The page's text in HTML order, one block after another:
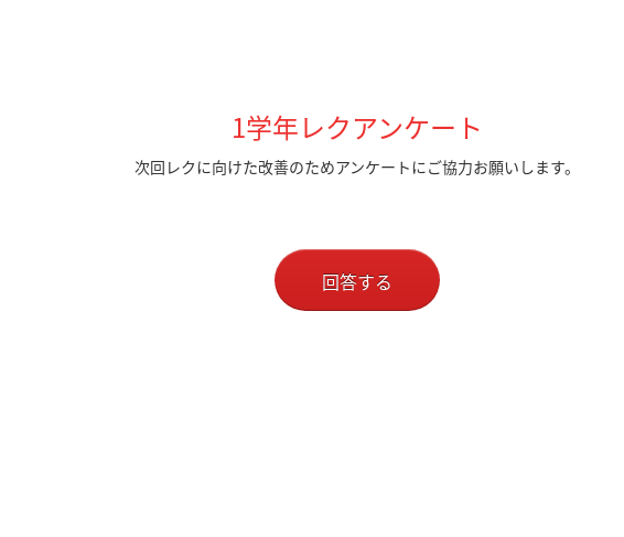
1学年レクアンケート
次回レクに向けた改善のためアンケートにご協力お願いします。
回答する